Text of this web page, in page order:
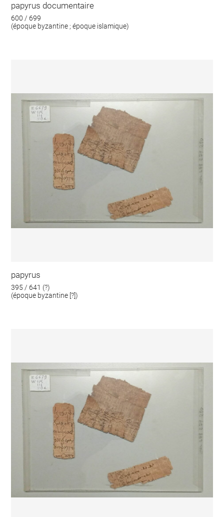
papyrus documentaire
600 / 699
(époque byzantine ; époque islamique)
papyrus
395 / 641 (?)
(époque byzantine [?])